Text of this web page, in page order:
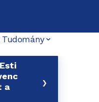
Tudomány
a
›